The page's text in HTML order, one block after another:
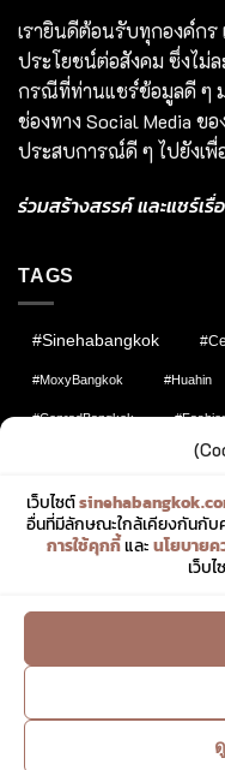
เว็บไซต์
อื่นที่มีลักษณะใกล้เคียงกันกับ
การใช้คุกกี้และ นโยบาย
เว็บ
เรายินดีต้อนรับทุกองค์ก
ประโยชน์ต่อสังคม ซึ่งไม่
กรณีที่ท่านแชร์ข้อมูลดี ๆ ม
ช่องทาง Social Media ขอ
ประสบการณ์ดี ๆ ไปยังเพื่
ร่วมสร้างสรรค์ และแชร์เ
TAGS
#sinehabangkok
#MoxyBangkok #Huahin
#ConradBangkok
#JWMarriottBangkok
#pattaya #Sharing
#Iconsiam
#สิเน่หาบางกอก